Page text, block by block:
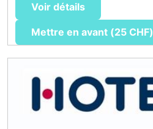
Voir détails
Mettre en avant (25 CHF)